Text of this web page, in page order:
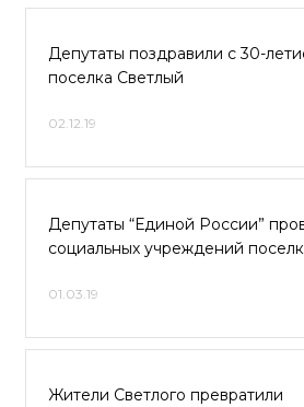
Депутаты поздравили с 30-
поселка Светлый
02.12.19
Депутаты “Единой России”
социальных учреждений
01.03.19
Жители Светлого превратили